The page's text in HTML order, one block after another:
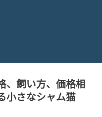
、飼い方、価格相
小さなシャム猫